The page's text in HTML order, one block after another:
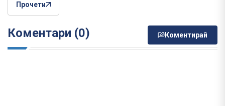
Прочети
Коментари (0) Коментирай